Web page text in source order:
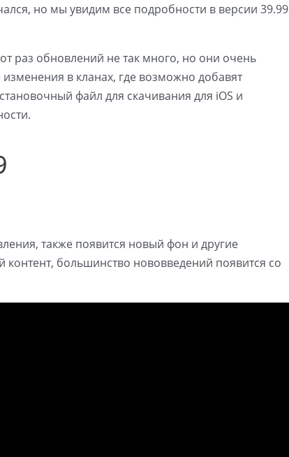
но мы увидим все подробности в версии 39.99
раз обновлений не так много, но они очень
в кланах, где возможно добавят
файл для скачивания для iOS и
также появится новый фон и другие
большинство нововведений появится со